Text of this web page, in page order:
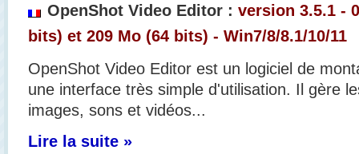
OpenShot Video Editor : version 3.5.1 -
bits) et 209 Mo (64 bits) - Win7/8/8.1/10/11
OpenShot Video Editor est un logiciel de
une interface très simple d'utilisation. Il gère
images, sons et vidéos...
Lire la suite »